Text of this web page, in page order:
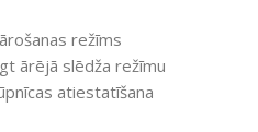
režīms
ārējā slēdža režīmu
atiestatīšana